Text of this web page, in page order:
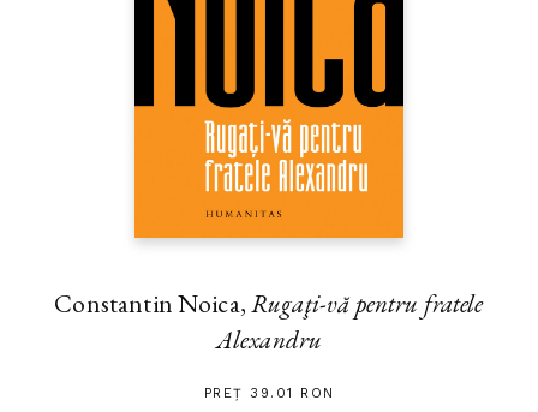
Constantin Noica,Rugaţi-vă pentru fratele
Alexandru
PREȚ 39.01 RON